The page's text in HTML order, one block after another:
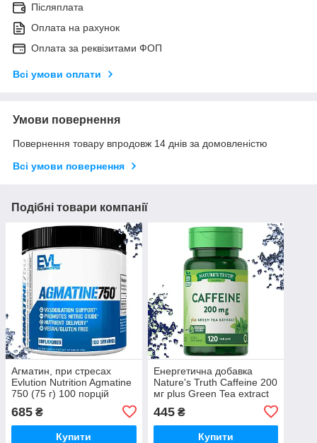
Післяплата
Оплата на рахунок
Оплата за реквізитами ФОП
Всі умови оплати
Умови повернення
Повернення товару впродовж 14 днів за домовленістю
Всі умови повернення
Подібні товари компанії
Агматин, при стресах
Evlution Nutrition Agmatine
750 (75 г) 100 порцій
685 ₴
Купити
Енергетична добавка
Nature's Truth Caffeine 200
мг plus Green Tea extract
(Кофеїн,Зелений чай)120
таблеток
445₴
Купити